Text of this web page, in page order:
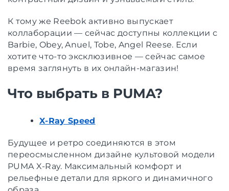
К тому же Reebok активно выпускает
коллаборации — сейчас доступны коллекции с
Barbie, Obey, Anuel, Tobe, Angel Reese. Если
хотите что-то эксклюзивное — сейчас самое
время заглянуть в их онлайн-магазин!
Что выбрать в PUMA?
X-Ray Speed
Будущее и ретро соединяются в этом
переосмысленном дизайне культовой модели
PUMA X-Ray. Максимальный комфорт и
рельефные детали для яркого и динамичного